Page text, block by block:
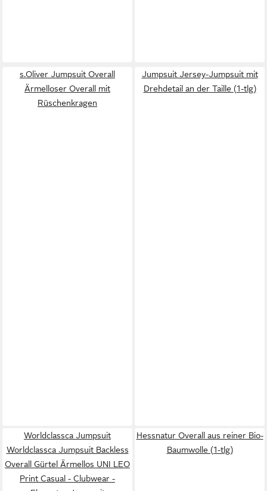
s.Oliver Jumpsuit Overall
Ärmelloser Overall mit
Rüschenkragen
Jumpsuit Jersey-Jumpsuit mit
Drehdetail an der Taille (1-tlg)
Worldclassca Jumpsuit
Worldclassca Jumpsuit Backless
Overall Gürtel Ärmellos UNI LEO
Print Casual - Clubwear -
Hessnatur Overall aus reiner Bio-
Baumwolle (1-tlg)